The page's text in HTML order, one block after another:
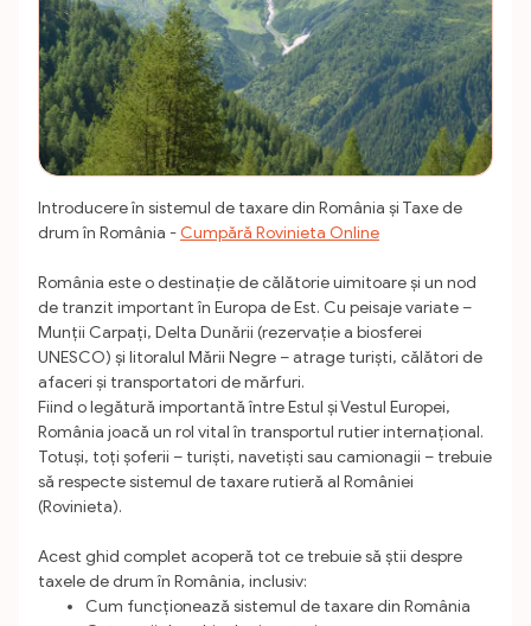
Introducere în sistemul de taxare din România și Taxe de
drum în România - Cumpără Rovinieta Online
România este o destinație de călătorie uimitoare și un nod
de tranzit important în Europa de Est. Cu peisaje variate –
Munții Carpați, Delta Dunării (rezervație a biosferei
UNESCO) și litoralul Mării Negre – atrage turiști, călători de
afaceri și transportatori de mărfuri.
Fiind o legătură importantă între Estul și Vestul Europei,
România joacă un rol vital în transportul rutier internațional.
Totuși, toți șoferii – turiști, navetiști sau camionagii – trebuie
să respecte sistemul de taxare rutieră al României
(Rovinieta).
Acest ghid complet acoperă tot ce trebuie să știi despre
taxele de drum în România, inclusiv:
Cum funcționează sistemul de taxare din România